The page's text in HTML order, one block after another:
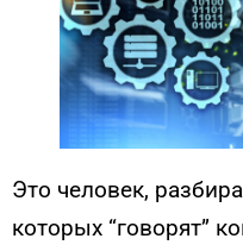
Это человек,
которых “говорят”